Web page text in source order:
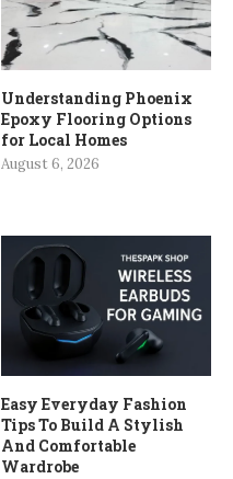
Understanding Phoenix
Epoxy Flooring Options
for Local Homes
August 6, 2026
Easy Everyday Fashion
Tips To Build A Stylish
And Comfortable
Wardrobe